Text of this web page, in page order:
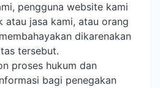
pengguna website kami
atau jasa kami, atau orang
dikarenakan
tersebut.
proses hukum dan
bagi penegakan